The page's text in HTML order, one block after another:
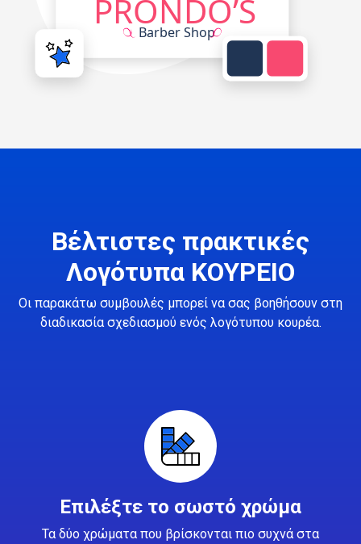
Βέλτιστες πρακτικές
Λογότυπα ΚΟΥΡΕΙΟ
Οι παρακάτω συμβουλές μπορεί να σας βοηθήσουν στη
διαδικασία σχεδιασμού ενός λογότυπου κουρέα.
Επιλέξτε το σωστό χρώμα
Τα δύο χρώματα που βρίσκονται πιο συχνά στα